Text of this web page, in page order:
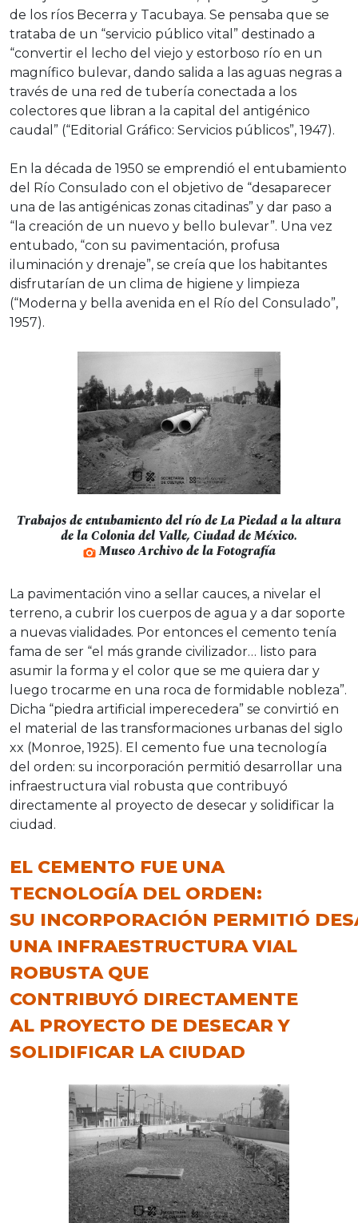
de los ríos Becerra y Tacubaya. Se pensaba que se
trataba de un “servicio público vital” destinado a
“convertir el lecho del viejo y estorboso río en un
magnífico bulevar, dando salida a las aguas negras a
través de una red de tubería conectada a los
colectores que libran a la capital del antigénico
caudal” (“Editorial Gráfico: Servicios públicos”, 1947).
En la década de 1950 se emprendió el entubamiento
del Río Consulado con el objetivo de “desaparecer
una de las antigénicas zonas citadinas” y dar paso a
“la creación de un nuevo y bello bulevar”. Una vez
entubado, “con su pavimentación, profusa
iluminación y drenaje”, se creía que los habitantes
disfrutarían de un clima de higiene y limpieza
(“Moderna y bella avenida en el Río del Consulado”,
1957).
Trabajos de entubamiento del río de La Piedad a la altura
de la Colonia del Valle, Ciudad de México.
Museo Archivo de la Fotografía
La pavimentación vino a sellar cauces, a nivelar el
terreno, a cubrir los cuerpos de agua y a dar soporte
a nuevas vialidades. Por entonces el cemento tenía
fama de ser “el más grande civilizador… listo para
asumir la forma y el color que se me quiera dar y
luego trocarme en una roca de formidable nobleza”.
Dicha “piedra artificial imperecedera” se convirtió en
el material de las transformaciones urbanas del siglo
xx (Monroe, 1925). El cemento fue una tecnología
del orden: su incorporación permitió desarrollar una
infraestructura vial robusta que contribuyó
directamente al proyecto de desecar y solidificar la
ciudad.
EL CEMENTO FUE UNA
TECNOLOGÍA DEL ORDEN:
SU INCORPORACIÓN PERMITIÓ
UNA INFRAESTRUCTURA VIAL
ROBUSTA QUE
CONTRIBUYÓ DIRECTAMENTE
AL PROYECTO DE DESECAR Y
SOLIDIFICAR LA CIUDAD